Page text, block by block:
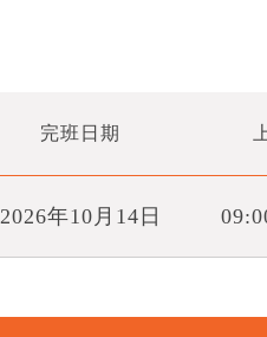
完班日期
2026年10月14日